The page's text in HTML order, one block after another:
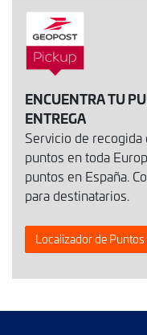
ENCUENTRA TU
ENTREGA
Servicio de
puntos en toda
puntos en España.
para destinatarios.
Localizador de